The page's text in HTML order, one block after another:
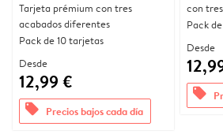
Tarjeta prémium con tres
acabados diferentes
Pack de 10 tarjetas
Desde
12,99 €
offers Precios bajos cada día
con
Pack
Desde
offers